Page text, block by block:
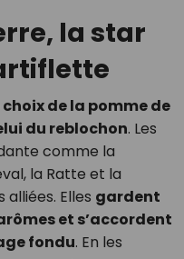
la star
choix de la pomme de
du reblochon. Les
comme la
la Ratte et la
Elles gardent
et s’accordent
fondu. En les